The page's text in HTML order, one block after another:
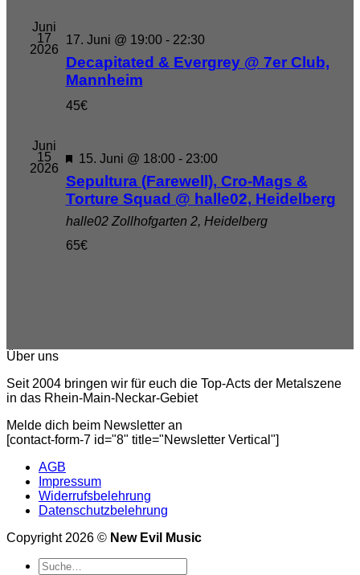
Juni
17
2026
17. Juni @ 19:00- 22:30
Decapitated & Evergrey @ 7er Club,
Mannheim
45€
Juni
15
2026
Empfohlen
15. Juni @ 18:00- 23:00
Sepultura (Farewell), Cro-Mags &
Torture Squad @ halle02, Heidelberg
halle02 Zollhofgarten 2, Heidelberg
65€
Über uns
Seit 2004 bringen wir für euch die Top-Acts der Metalszene
in das Rhein-Main-Neckar-Gebiet
Melde dich beim Newsletter an
[contact-form-7 id="8" title="Newsletter Vertical"]
AGB
Impressum
Widerrufsbelehrung
Datenschutzbelehrung
Copyright 2026 © New Evil Music